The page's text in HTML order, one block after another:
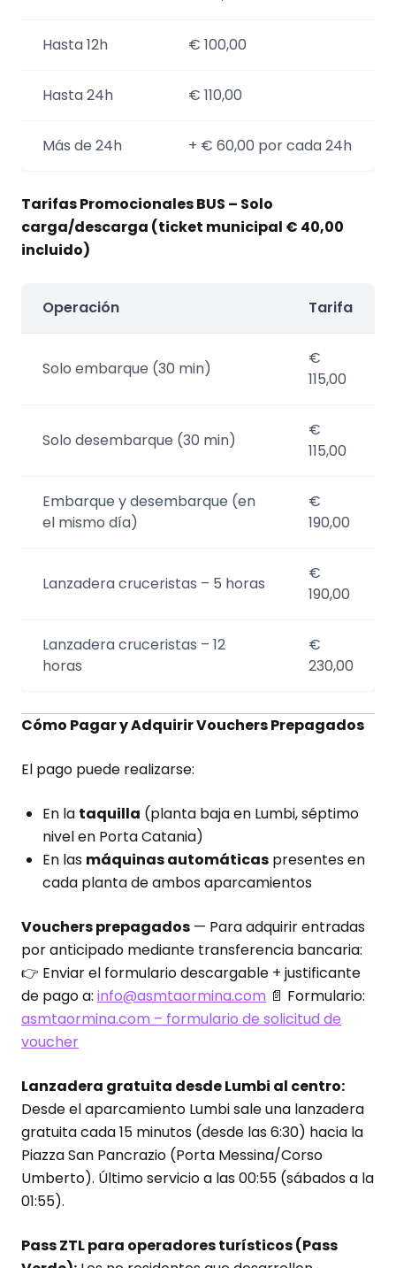
Hasta 12h € 100,00
Hasta 24h € 110,00
Más de 24h + € 60,00 por cada 24h
Tarifas Promocionales BUS – Solo
carga/descarga (ticket municipal € 40,00
incluido)
Operación Tarifa
Solo embarque (30 min)
€
115,00
Solo desembarque (30 min)
€
115,00
Embarque y desembarque (en
el mismo día)
€
190,00
Lanzadera cruceristas – 5 horas
€
190,00
Lanzadera cruceristas – 12
horas
€
230,00
Cómo Pagar y Adquirir Vouchers Prepagados
El pago puede realizarse:
En la taquilla (planta baja en Lumbi, séptimo
nivel en Porta Catania)
En las máquinas automáticas presentes en
cada planta de ambos aparcamientos
Vouchers prepagados — Para adquirir entradas
por anticipado mediante transferencia bancaria:
👉 Enviar el formulario descargable + justificante
de pago a: info@asmtaormina.com 📄 Formulario:
asmtaormina.com – formulario de solicitud de
voucher
Lanzadera gratuita desde Lumbi al centro:
Desde el aparcamiento Lumbi sale una lanzadera
gratuita cada 15 minutos (desde las 6:30) hacia la
Piazza San Pancrazio (Porta Messina/Corso
Umberto). Último servicio a las 00:55 (sábados a la
01:55).
Pass ZTL para operadores turísticos (Pass